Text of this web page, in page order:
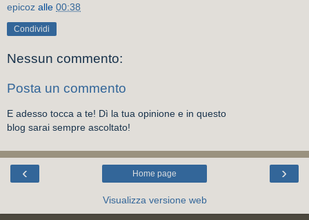
epicoz alle 00:38
Condividi
Nessun commento:
Posta un commento
E adesso tocca a te! Dì la tua opinione e in questo
blog sarai sempre ascoltato!
‹ ›
Home page
Visualizza versione web